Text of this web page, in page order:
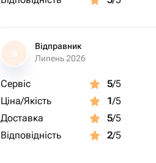
В
Відправник
Липень 2026
Сервіс 5/5
Ціна/Якість
1/5
Доставка
5/5
Відповідність
2/5